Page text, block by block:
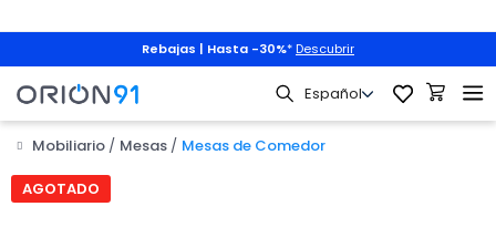
Rebajas | Hasta -30%* Descubrir
Mobiliario Mesas Mesas de Comedor
AGOTADO
